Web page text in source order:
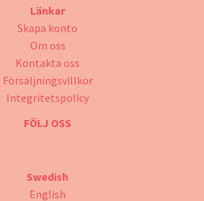
Länkar
Skapa konto
Om oss
Kontakta oss
Försäljningsvillkor
Integritetspolicy
FÖLJ OSS
Swedish
English